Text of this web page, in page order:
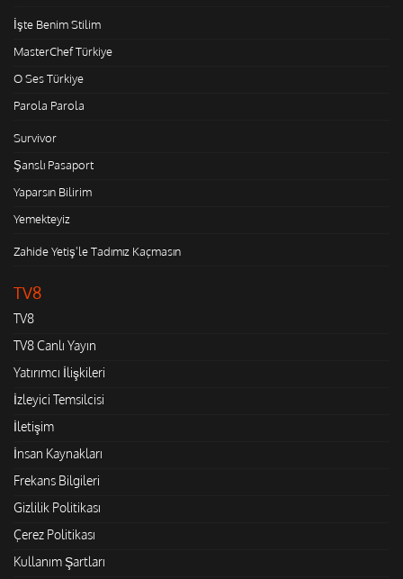
İşte Benim Stilim
MasterChef Türkiye
O Ses Türkiye
Parola Parola
Survivor
Şanslı Pasaport
Yaparsın Bilirim
Yemekteyiz
Zahide Yetiş'le Tadımız Kaçmasın
TV8
TV8
TV8 Canlı Yayın
Yatırımcı İlişkileri
İzleyici Temsilcisi
İletişim
İnsan Kaynakları
Frekans Bilgileri
Gizlilik Politikası
Çerez Politikası
Kullanım Şartları